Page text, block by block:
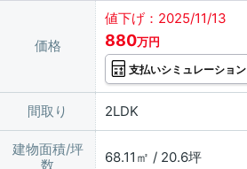
価格
値下げ：2025/11/13
880万円
支払いシミュレーション
間取り 2LDK
建物面積/坪
数
68.11㎡ / 20.6坪